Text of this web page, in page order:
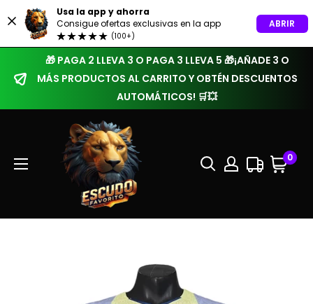
Usa la app y ahorra
Consigue ofertas exclusivas en la app
(100+)
ABRIR
🎁 PAGA 2 LLEVA 3 O PAGA 3 LLEVA 5 🎁¡AÑADE 3 O
MÁS PRODUCTOS AL CARRITO Y OBTÉN DESCUENTOS
AUTOMÁTICOS! 🛒💥
0